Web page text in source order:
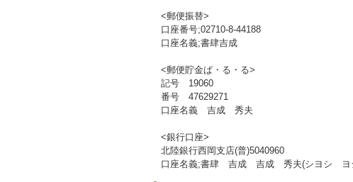
<郵便振替>
口座番号;02710-8-44188
口座名義;書肆吉成
<郵便貯金ぱ・る・る>
記号 19060
番号 47629271
口座名義 吉成 秀夫
<銀行口座>
北陸銀行西岡支店(普)5040960
口座名義;書肆 吉成 吉成 秀夫(シヨシ